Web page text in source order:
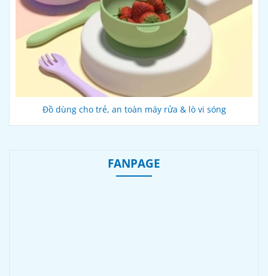
Đồ dùng cho trẻ, an toàn máy rửa & lò vi sóng
FANPAGE